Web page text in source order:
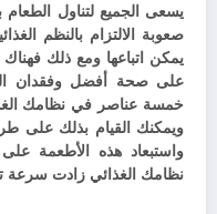
يسعى الجميع لتناول الطعام
صعوبة الالتزام بالنظم
يمكن اتباعها ومع ذلك
على صحة أفضل وفقدان
خمسة عناصر في نظامك
ويمكنك القيام بذلك على
واستبعاد هذه الأطعمة
نظامك الغذائي زادت سرعة